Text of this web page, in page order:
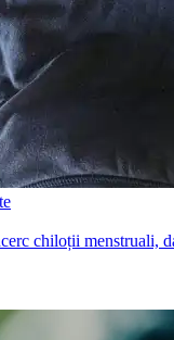
chiloții menstruali,